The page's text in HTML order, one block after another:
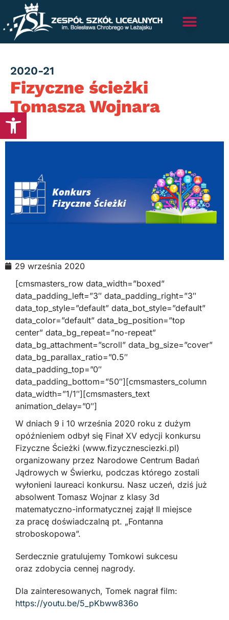
Otwórz pasek narzędzi
Fizyczne ścieżki
Tomasza Wojnara
Category
2020-21
29 września 2020
[cmsmasters_row data_width=”boxed”
data_padding_left=”3″ data_padding_right=”3″
data_top_style=”default” data_bot_style=”default”
data_color=”default” data_bg_position=”top
center” data_bg_repeat=”no-repeat”
data_bg_attachment=”scroll” data_bg_size=”cover”
data_bg_parallax_ratio=”0.5″
data_padding_top=”0″
data_padding_bottom=”50″][cmsmasters_column
data_width=”1/1″][cmsmasters_text
animation_delay=”0″]
W dniach 9 i 10 września 2020 roku z dużym
opóźnieniem odbył się Finał XV edycji konkursu
Fizyczne Ścieżki (www.fizycznesciezki.pl)
organizowany przez Narodowe Centrum Badań
Jądrowych w Świerku, podczas którego zostali
wyłonieni laureaci konkursu. Nasz uczeń, dziś już
absolwent Tomasz Wojnar z klasy 3d
matematyczno-informatycznej zajął II miejsce
za pracę doświadczalną pt. „Fontanna
stroboskopowa”.
Serdecznie gratulujemy Tomkowi sukcesu
oraz zdobycia cennej nagrody.
Dla zainteresowanych, Tomek nagrał film:
https://youtu.be/5_pKbww836o